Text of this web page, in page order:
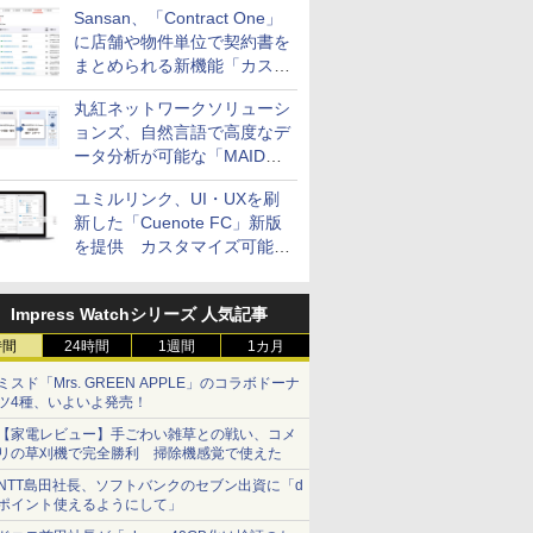
Sansan、「Contract One」
に店舗や物件単位で契約書を
まとめられる新機能「カスタ
ム契約ツリー」を追加
丸紅ネットワークソリューシ
ョンズ、自然言語で高度なデ
ータ分析が可能な「MAIDOA
AI ASSIST」を9月より提供
ユミルリンク、UI・UXを刷
新した「Cuenote FC」新版
を提供 カスタマイズ可能な
Impress Watchシリーズ 人気記事
24時間 1週間 1カ月
スド「Mrs. GREEN APPLE」のコラボドーナ
4種、いよいよ発売！
家電レビュー】手ごわい雑草との戦い、コメ
の草刈機で完全勝利 掃除機感覚で使えた
島田社長、ソフトバンクのセブン出資に「d
イント使えるようにして」